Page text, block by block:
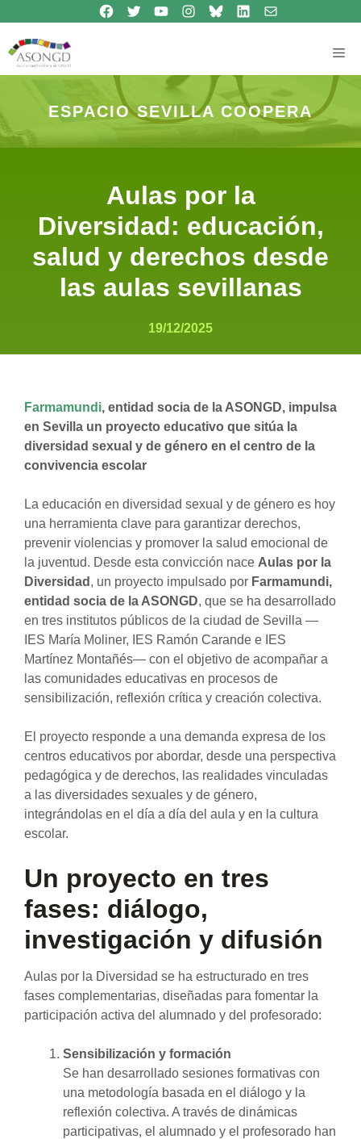
contenido
Síguenos en Facebook
Síguenos en TwitterSíguenos en Youtube
Síguenos en Instagram
Bluesky
Síguenos en Linkedincontacto
ESPACIO SEVILLA COOPERA
Aulas por la
Diversidad: educación,
salud y derechos desde
las aulas sevillanas
19/12/2025
Farmamundi, entidad socia de la ASONGD, impulsa
en Sevilla un proyecto educativo que sitúa la
diversidad sexual y de género en el centro de la
convivencia escolar
La educación en diversidad sexual y de género es hoy
una herramienta clave para garantizar derechos,
prevenir violencias y promover la salud emocional de
la juventud. Desde esta convicción nace Aulas por la
Diversidad , un proyecto impulsado por Farmamundi,
entidad socia de la ASONGD, que se ha desarrollado
en tres institutos públicos de la ciudad de Sevilla —
IES María Moliner, IES Ramón Carande e IES
Martínez Montañés— con el objetivo de acompañar a
las comunidades educativas en procesos de
sensibilización, reflexión crítica y creación colectiva.
El proyecto responde a una demanda expresa de los
centros educativos por abordar, desde una perspectiva
pedagógica y de derechos, las realidades vinculadas
a las diversidades sexuales y de género,
integrándolas en el día a día del aula y en la cultura
escolar.
Un proyecto en tres
fases: diálogo,
investigación y difusión
Aulas por la Diversidad se ha estructurado en tres
fases complementarias, diseñadas para fomentar la
participación activa del alumnado y del profesorado:
Sensibilización y formación
Se han desarrollado sesiones formativas con
una metodología basada en el diálogo y la
reflexión colectiva. A través de dinámicas
participativas, el alumnado y el profesorado han